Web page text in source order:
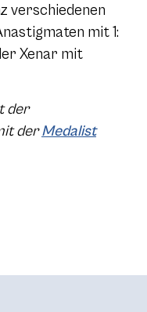
verschiedenen
mit 1:
Xenar mit
der
derMedalist